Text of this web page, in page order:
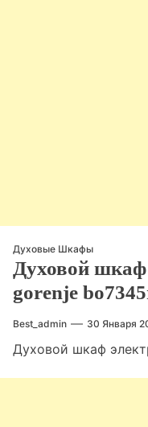
Духовые Шкафы
Духовой шкаф
gorenje
Best_admin 30 Января
Духовой шкаф